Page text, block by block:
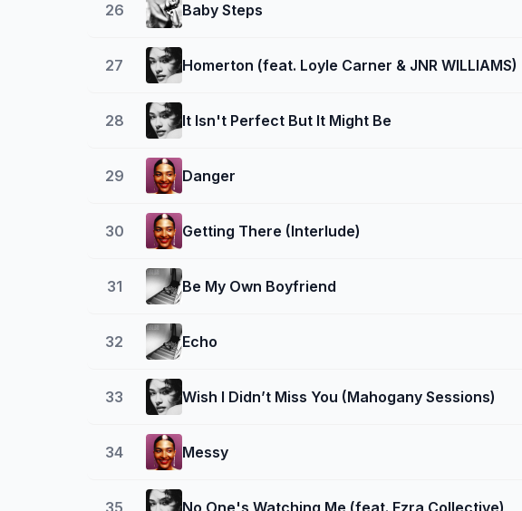
26 Baby Steps
27 Homerton (feat. Loyle Carner & JNR WILLIAMS)
28 It Isn't Perfect But It Might Be
29 Danger
30 Getting There (Interlude)
31 Be My Own Boyfriend
32 Echo
33 Wish I Didn’t Miss You (Mahogany Sessions)
34 Messy
35 No One's Watching Me (feat. Ezra Collective)